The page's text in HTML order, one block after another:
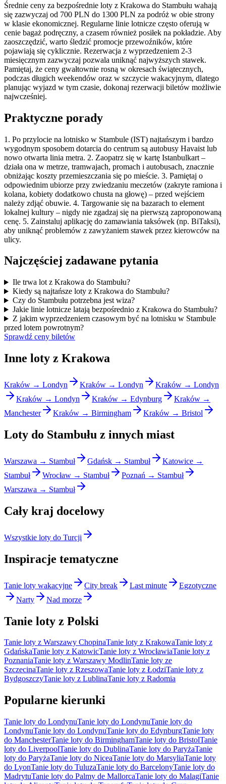
Średnie ceny za bezpośrednie loty z Krakowa do Stambułu wahają
się zazwyczaj od 700 PLN do 1300 PLN za podróż w obie strony
w klasie ekonomicznej. Regularne linie lotnicze często oferują w
cenie bagaż podręczny, a czasem również posiłek na pokładzie. Aby
zaoszczędzić, warto śledzić promocje przewoźników, które
pojawiają się cyklicznie. Rezerwacja z wyprzedzeniem 2-3
miesięcznym zazwyczaj pozwala uniknąć najwyższych stawek.
Pamiętaj, że ceny gwałtownie rosną w okresach świątecznych,
podczas długich weekendów oraz w szczycie wakacyjnym, dlatego
planując wyjazd w tym czasie, dokonaj rezerwacji biletów możliwie
najwcześniej.
Praktyczne porady
1. Po przylocie na lotnisko w Stambule (IST) najtańszym i bardzo
wygodnym sposobem dotarcia do centrum są autobusy Havaist lub
nowo otwarta linia metra. 2. Zaopatrz się w kartę Istanbulkart –
działa ona w metrze, tramwajach, promach i autobusach, znacznie
obniżając koszty przemieszczania się po mieście. 3. Pamiętaj o
odpowiednim ubiorze przy zwiedzaniu meczetów (zakryte ramiona i
kolana, kobiety dodatkowo chusta na głowę) – przed wejściem
należy zdjąć obuwie. 4. Targowanie się na bazarach to element
lokalnej kultury – nigdy nie zgadzaj się na pierwszą zaproponowaną
cenę. 5. Zainstaluj aplikację do zamawiania taksówek (np. BiTaksi),
aby uniknąć problemów z zawyżaniem stawek przez kierowców na
ulicy.
Najczęściej zadawane pytania
Ile trwa lot z Krakowa do Stambułu?
Kiedy są najtańsze loty z Krakowa do Stambułu?
Czy do Stambułu potrzebna jest wiza?
Jakie linie lotnicze latają bezpośrednio z Krakowa do Stambułu?
Z jakim wyprzedzeniem czasowym być na lotnisku w Stambule
przed lotem powrotnym?
Sprawdź ceny biletów
Inne loty z Krakowa
Kraków → Londyn Kraków → Londyn
Kraków → Londyn
Kraków → Londyn
Kraków → Edynburg
Kraków →
Manchester
Kraków → Birmingham Kraków → Bristol
Loty do Stambułu z innych miast
Warszawa → Stambuł Gdańsk → Stambuł
Katowice →
Stambuł
Wrocław → Stambuł
Poznań → Stambuł
Warszawa → Stambuł
Cały kraj docelowy
Wszystkie loty do Turcji
Inspiracje tematyczne
Tanie loty wakacyjne City break Last minute
Egzotyczne
Narty
Nad morze
Tanie loty z Polski
Tanie loty z Warszawy ChopinaTanie loty z KrakowaTanie loty z
GdańskaTanie loty z KatowicTanie loty z WrocławiaTanie loty z
PoznaniaTanie loty z Warszawy ModlinTanie loty ze
SzczecinaTanie loty z RzeszowaTanie loty z ŁodziTanie loty z
BydgoszczyTanie loty z LublinaTanie loty z Radomia
Popularne kierunki
Tanie loty do LondynuTanie loty do LondynuTanie loty do
LondynuTanie loty do LondynuTanie loty do EdynburgTanie loty
do ManchesterTanie loty do BirminghamTanie loty do BristolTanie
loty do LiverpoolTanie loty do DublinaTanie loty do ParyżaTanie
loty do ParyżaTanie loty do NiceaTanie loty do MarsyliaTanie loty
do LyonTanie loty do TuluzaTanie loty do BarcelonyTanie loty do
MadrytuTanie loty do Palmy de MallorcaTanie loty do MalagiTanie